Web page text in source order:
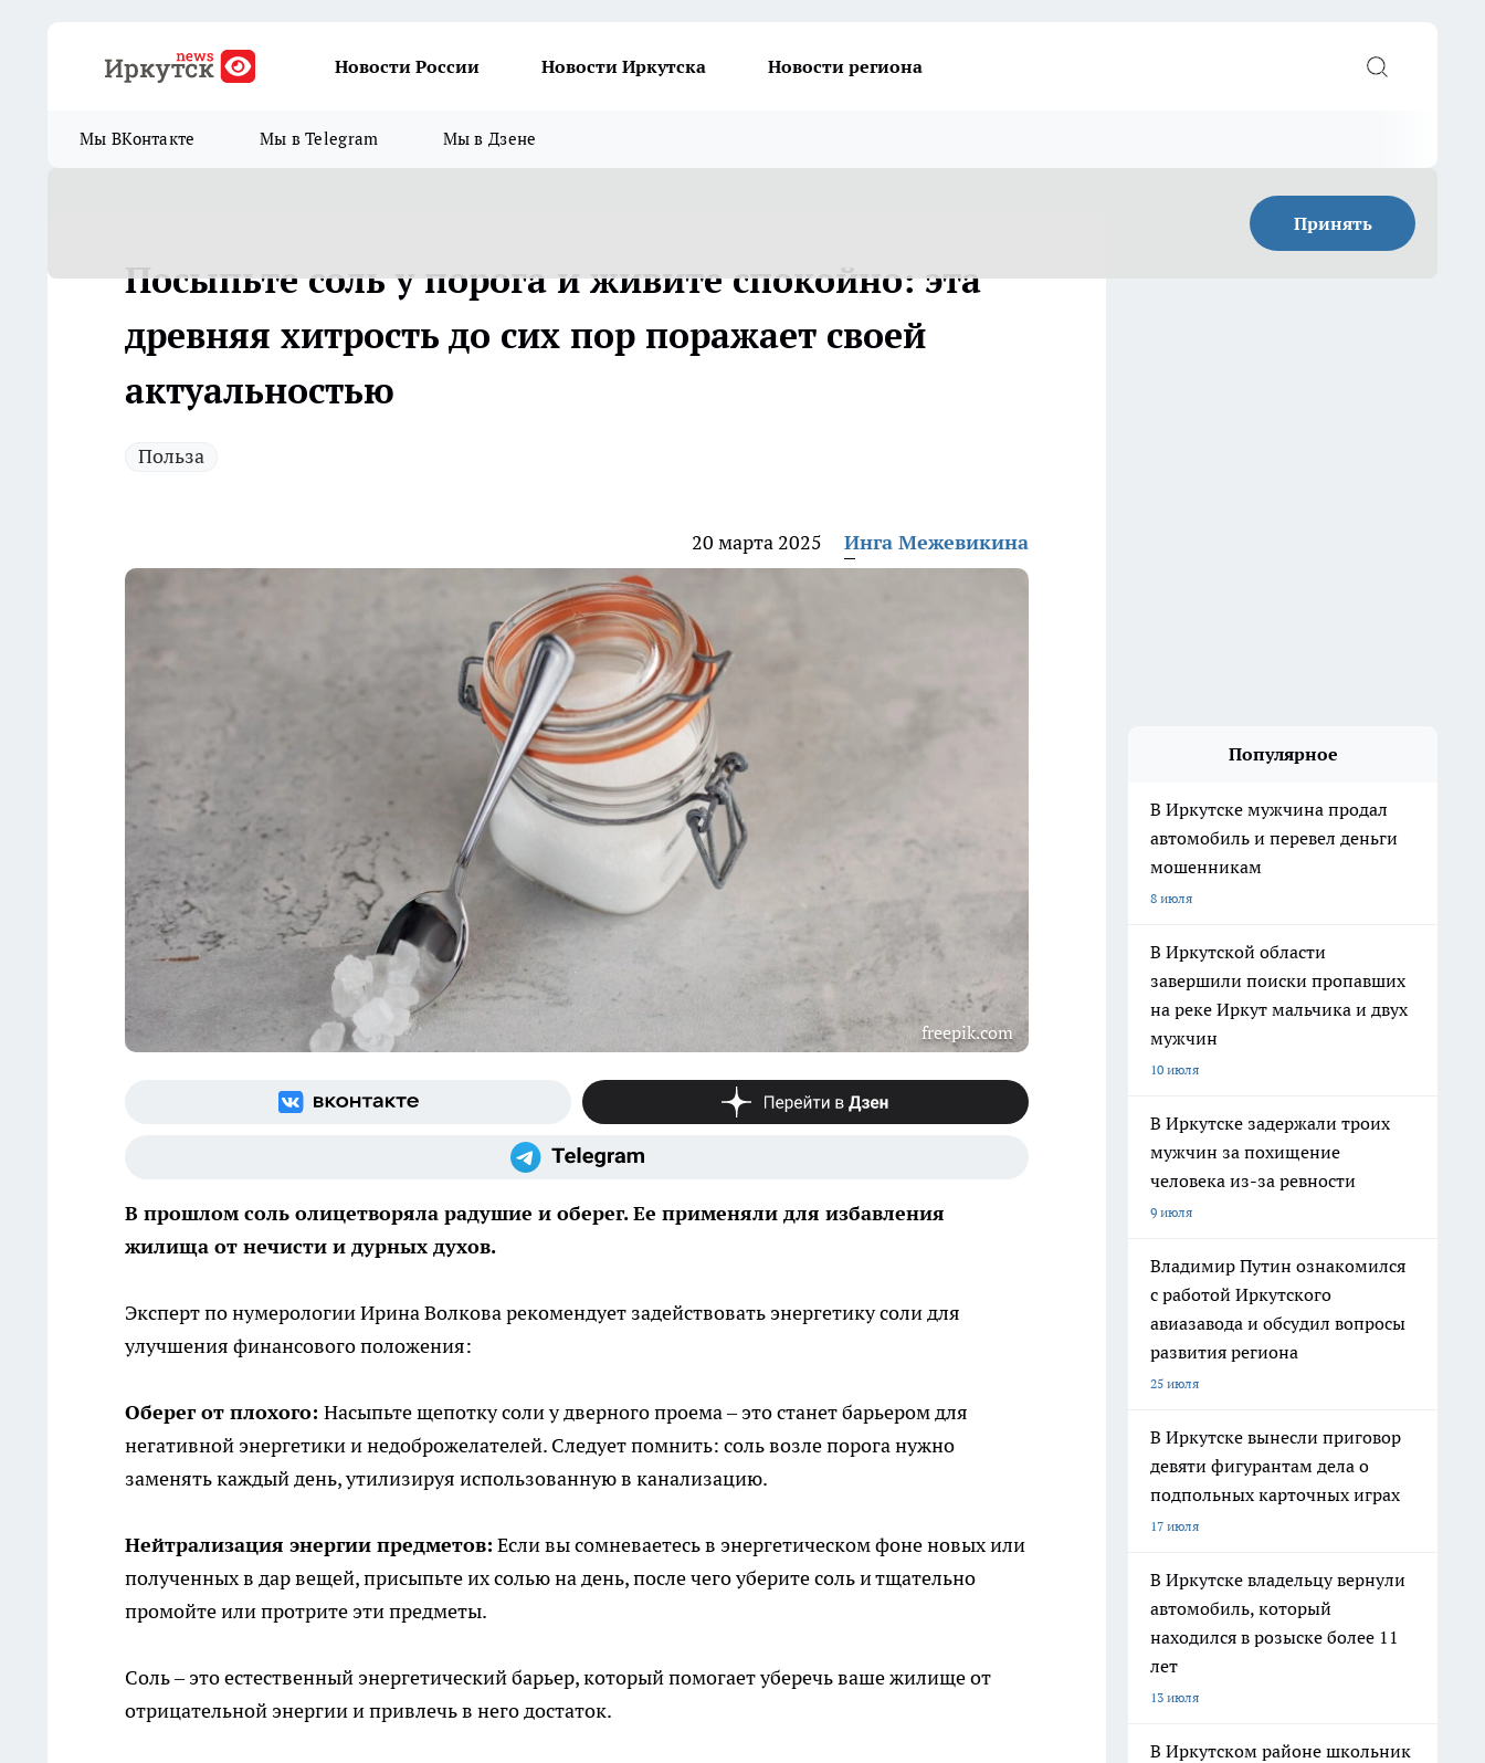
Новости России Новости Иркутска Новости региона
Мы ВКонтакте Мы в Telegram Мы в Дзене
Принять
Посыпьте соль у порога и живите спокойно: эта
древняя хитрость до сих пор поражает своей
актуальностью
Польза
20 марта 2025 Инга Межевикина
freepik.com
В прошлом соль олицетворяла радушие и оберег. Ее применяли для избавления
жилища от нечисти и дурных духов.
Эксперт по нумерологии Ирина Волкова рекомендует задействовать энергетику соли для
улучшения финансового положения:
Оберег от плохого: Насыпьте щепотку соли у дверного проема – это станет барьером для
негативной энергетики и недоброжелателей. Следует помнить: соль возле порога нужно
заменять каждый день, утилизируя использованную в канализацию.
Нейтрализация энергии предметов: Если вы сомневаетесь в энергетическом фоне новых или
полученных в дар вещей, присыпьте их солью на день, после чего уберите соль и тщательно
промойте или протрите эти предметы.
Соль – это естественный энергетический барьер, который помогает уберечь ваше жилище от
отрицательной энергии и привлечь в него достаток.
Популярное
В Иркутске мужчина продал
автомобиль и перевел деньги
мошенникам
8 июля
В Иркутской области
завершили поиски пропавших
на реке Иркут мальчика и двух
мужчин
10 июля
В Иркутске задержали троих
мужчин за похищение
человека из-за ревности
9 июля
Владимир Путин ознакомился
с работой Иркутского
авиазавода и обсудил вопросы
развития региона
25 июля
В Иркутске вынесли приговор
девяти фигурантам дела о
подпольных карточных играх
17 июля
В Иркутске владельцу вернули
автомобиль, который
находился в розыске более 11
лет
13 июля
В Иркутском районе школьник